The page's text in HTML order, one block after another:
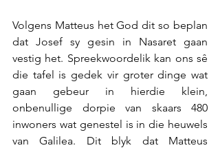
Volgens Matteus het God dit so beplan
dat Josef sy gesin in Nasaret gaan
vestig het. Spreekwoordelik kan ons sê
die tafel is gedek vir groter dinge wat
gaan gebeur in hierdie klein,
onbenullige dorpie van skaars 480
inwoners wat genestel is in die heuwels
van Galilea. Dit blyk dat Matteus